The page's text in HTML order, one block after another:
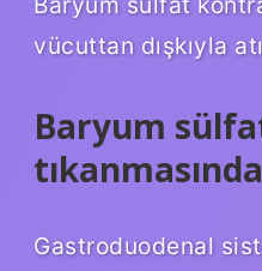
vücuttan dışkıyla
Baryum
Gastroduodenal